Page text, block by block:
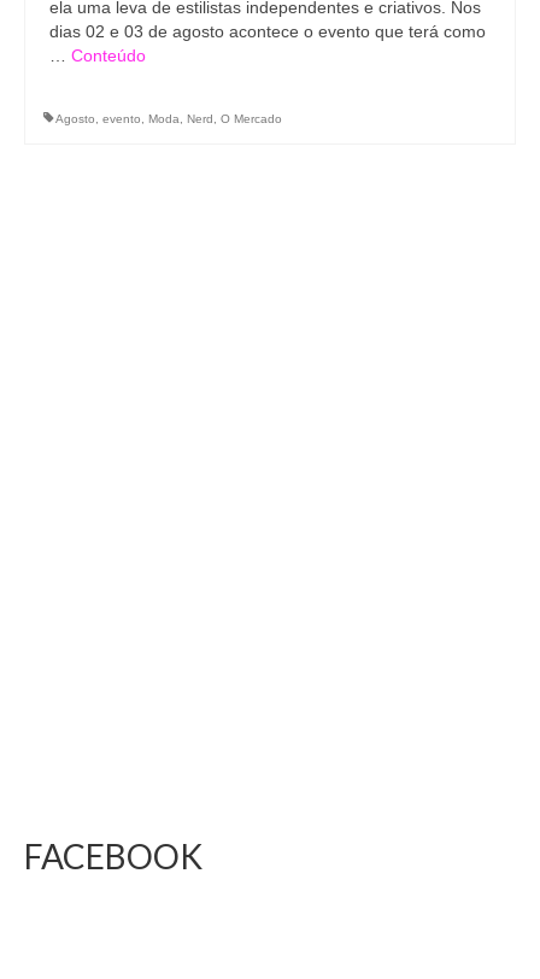
ela uma leva de estilistas independentes e criativos. Nos
dias 02 e 03 de agosto acontece o evento que terá como
… Conteúdo
Agosto, evento, Moda, Nerd, O Mercado
FACEBOOK